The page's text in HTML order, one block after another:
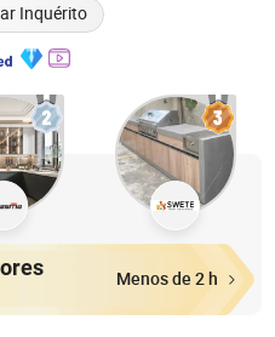
Inquérito
Menos de 2 h